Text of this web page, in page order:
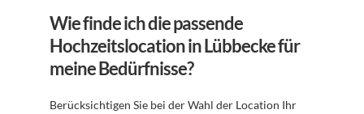
Wie finde ich die passende
Hochzeitslocation in Lübbecke für
meine Bedürfnisse?